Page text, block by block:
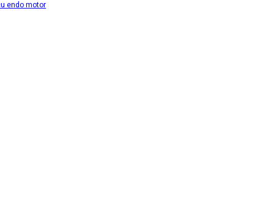
endo motor